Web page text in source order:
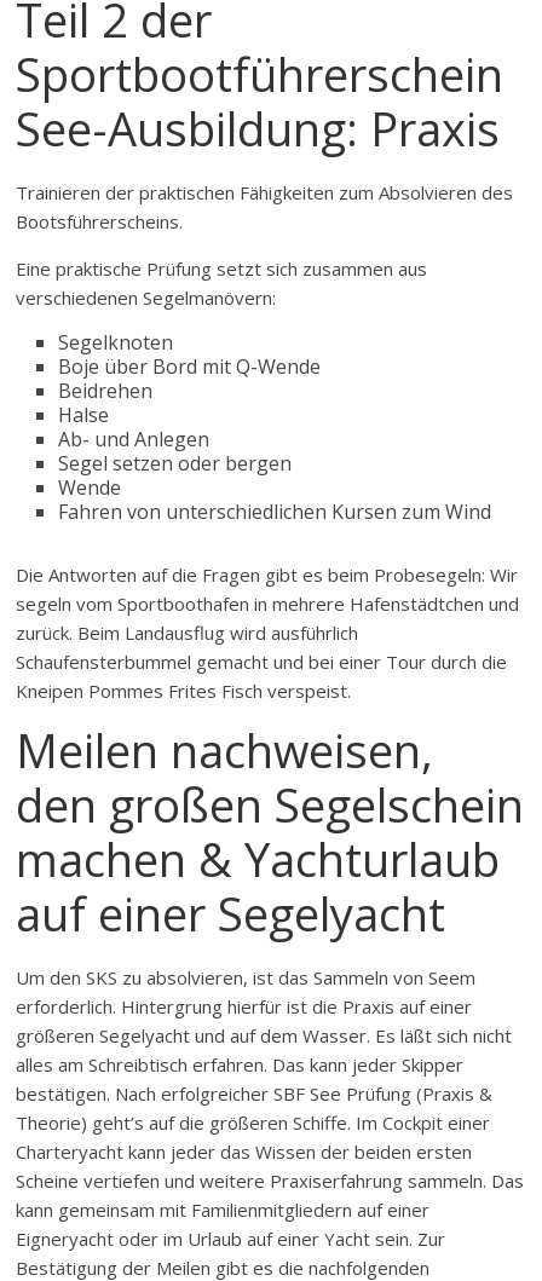
Teil 2 der
Sportbootführerschein
See-Ausbildung: Praxis
Trainieren der praktischen Fähigkeiten zum Absolvieren des
Bootsführerscheins.
Eine praktische Prüfung setzt sich zusammen aus
verschiedenen Segelmanövern:
Segelknoten
Boje über Bord mit Q-Wende
Beidrehen
Halse
Ab- und Anlegen
Segel setzen oder bergen
Wende
Fahren von unterschiedlichen Kursen zum Wind
Die Antworten auf die Fragen gibt es beim Probesegeln: Wir
segeln vom Sportboothafen in mehrere Hafenstädtchen und
zurück. Beim Landausflug wird ausführlich
Schaufensterbummel gemacht und bei einer Tour durch die
Kneipen Pommes Frites Fisch verspeist.
Meilen nachweisen,
den großen Segelschein
machen & Yachturlaub
auf einer Segelyacht
Um den SKS zu absolvieren, ist das Sammeln von Seem
erforderlich. Hintergrung hierfür ist die Praxis auf einer
größeren Segelyacht und auf dem Wasser. Es läßt sich nicht
alles am Schreibtisch erfahren. Das kann jeder Skipper
bestätigen. Nach erfolgreicher SBF See Prüfung (Praxis &
Theorie) geht’s auf die größeren Schiffe. Im Cockpit einer
Charteryacht kann jeder das Wissen der beiden ersten
Scheine vertiefen und weitere Praxiserfahrung sammeln. Das
kann gemeinsam mit Familienmitgliedern auf einer
Eigneryacht oder im Urlaub auf einer Yacht sein. Zur
Bestätigung der Meilen gibt es die nachfolgenden